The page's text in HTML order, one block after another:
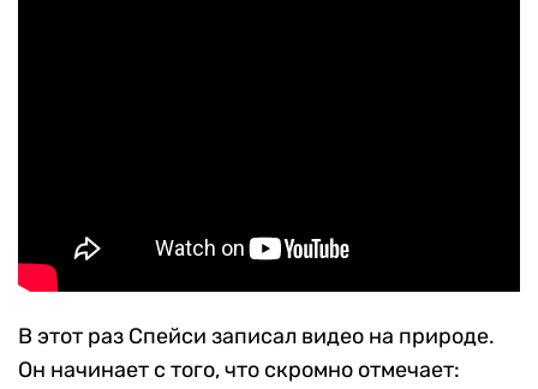
В этот раз Спейси записал видео на природе.
Он начинает с того, что скромно отмечает: